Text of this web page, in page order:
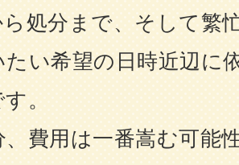
ら処分まで、そして繁
い希望の日時近辺に
。
費用は一番嵩む可能